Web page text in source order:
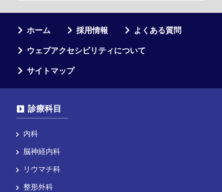
ホーム 採用情報 よくある質問
ウェブアクセシビリティについて
サイトマップ
診療科目
内科
脳神経内科
リウマチ科
整形外科